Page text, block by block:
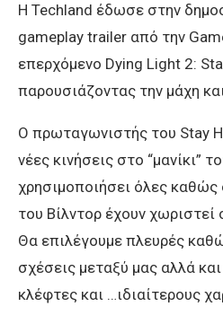
Η Techland έδωσε στην
gameplay trailer από την
επερχόμενο Dying Light 2:
παρουσιάζοντας την μάχη
O πρωταγωνιστής του Stay
νέες κινήσεις στο “μανίκι”
χρησιμοποιήσει όλες
του Βίλντορ έχουν
Θα επιλέγουμε πλευρές
σχέσεις μεταξύ μας αλλά
κλέφτες και …ιδιαίτερους